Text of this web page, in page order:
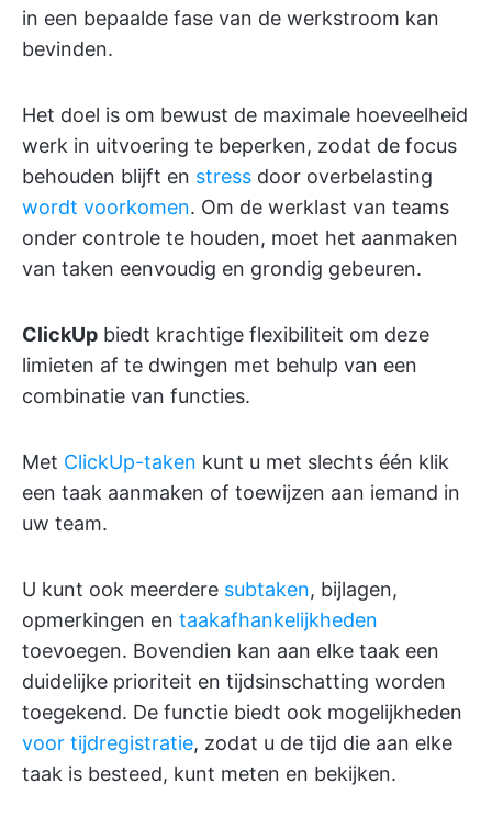
in een bepaalde fase van de werkstroom kan
bevinden.
Het doel is om bewust de maximale hoeveelheid
werk in uitvoering te beperken, zodat de focus
behouden blijft en stress door overbelasting
wordt voorkomen. Om de werklast van teams
onder controle te houden, moet het aanmaken
van taken eenvoudig en grondig gebeuren.
ClickUp biedt krachtige flexibiliteit om deze
limieten af te dwingen met behulp van een
combinatie van functies.
Met ClickUp-taken kunt u met slechts één klik
een taak aanmaken of toewijzen aan iemand in
uw team.
U kunt ook meerdere subtaken, bijlagen,
opmerkingen en taakafhankelijkheden
toevoegen. Bovendien kan aan elke taak een
duidelijke prioriteit en tijdsinschatting worden
toegekend. De functie biedt ook mogelijkheden
voor tijdregistratie, zodat u de tijd die aan elke
taak is besteed, kunt meten en bekijken.